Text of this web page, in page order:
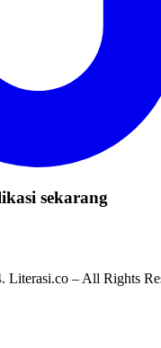
sekarang
Literasi.co – All Rights